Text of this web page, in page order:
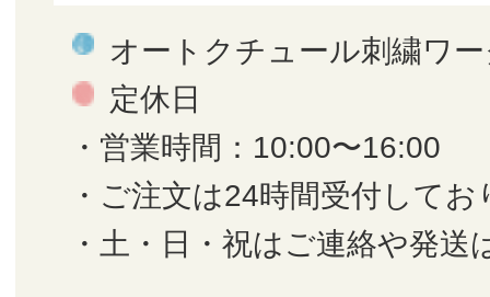
オートクチュール刺繍ワ
定休日
・営業時間：10:00〜16:00
・ご注文は24時間受付してお
・土・日・祝はご連絡や発送